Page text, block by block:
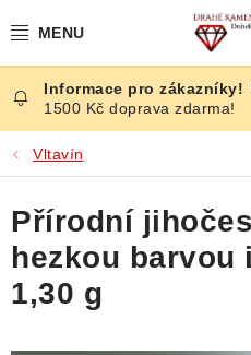
na
ČESKÉ KAMENY
ŠPERKY
KAMENY ZE SVĚTA
BROUŠENÉ
1500 Kč doprava zdarma!
Vltavín
Přírodní
hezkou barvou
1,30 g